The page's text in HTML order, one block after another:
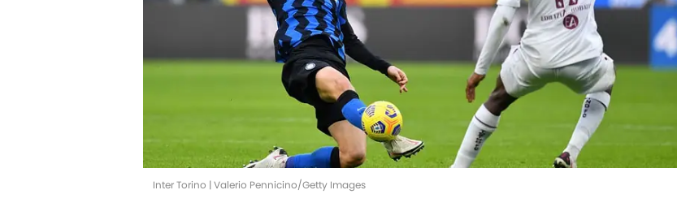
Inter Torino | Valerio Pennicino/Getty Images